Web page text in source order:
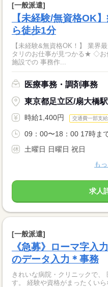
[一般派遣]
【未経験/無資格OK
ら徒歩1分
【未経験&無資格OK！】 業界
タリのお仕事が見つかる★ ◇お仕事内容◇ 病院やクリニック、介護
施設での 事務作...
医療事務・調剤事務
東京都足立区/扇大橋駅
時給1,400円 交通費一部支給
09：00〜18：00 17時ま
土曜日 日曜日 祝日
も
求人
[一般派遣]
《急募》ローマ字入
のデータ入力＊事務
きれいな病院・クリニックで、
す。 経験や資格がまったくいらない “サポート”的なお仕事がメイン